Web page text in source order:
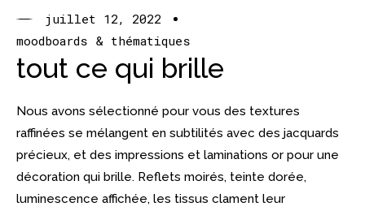
juillet 12, 2022
moodboards & thématiques
tout ce qui brille
Nous avons sélectionné pour vous des textures
raffinées se mélangent en subtilités avec des jacquards
précieux, et des impressions et laminations or pour une
décoration qui brille. Reflets moirés, teinte dorée,
luminescence affichée, les tissus clament leur